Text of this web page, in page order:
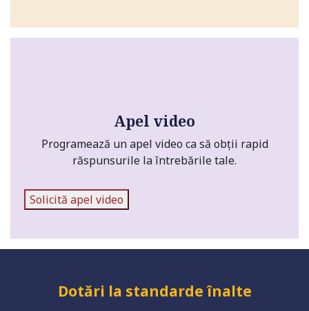
Apel video
Programează un apel video ca să obții rapid
răspunsurile la întrebările tale.
Solicită apel video
Universitate acreditată
Dotări la standarde înalte